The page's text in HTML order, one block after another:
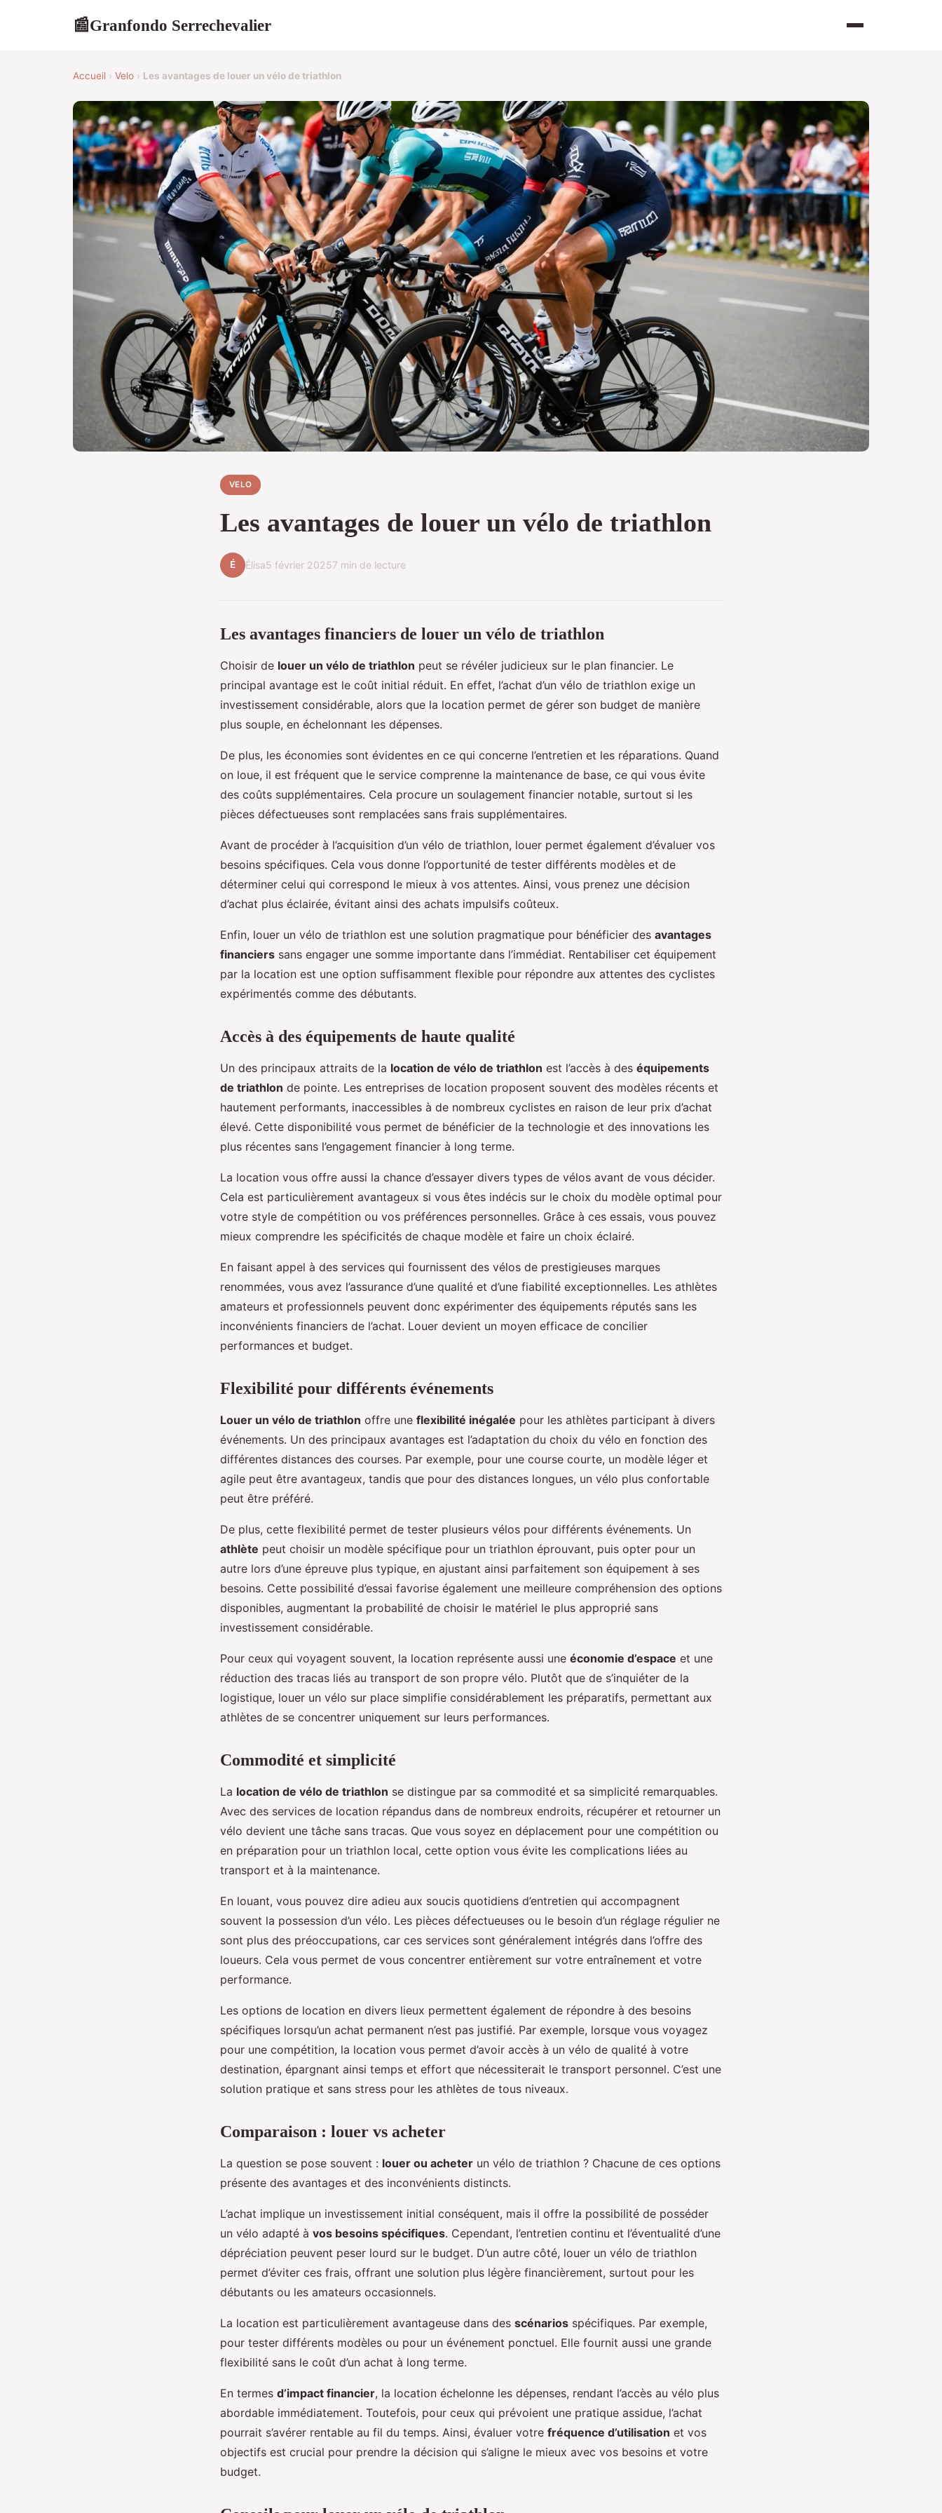
📰Granfondo Serrechevalier
Accueil › Velo › Les avantages de louer un vélo de triathlon
VELO
Les avantages de louer un vélo de triathlon
É Élisa5 février 20257 min de lecture
Les avantages financiers de louer un vélo de triathlon
Choisir de louer un vélo de triathlon peut se révéler judicieux sur le plan financier. Le
principal avantage est le coût initial réduit. En effet, l’achat d’un vélo de triathlon exige un
investissement considérable, alors que la location permet de gérer son budget de manière
plus souple, en échelonnant les dépenses.
De plus, les économies sont évidentes en ce qui concerne l’entretien et les réparations. Quand
on loue, il est fréquent que le service comprenne la maintenance de base, ce qui vous évite
des coûts supplémentaires. Cela procure un soulagement financier notable, surtout si les
pièces défectueuses sont remplacées sans frais supplémentaires.
Avant de procéder à l’acquisition d’un vélo de triathlon, louer permet également d’évaluer vos
besoins spécifiques. Cela vous donne l’opportunité de tester différents modèles et de
déterminer celui qui correspond le mieux à vos attentes. Ainsi, vous prenez une décision
d’achat plus éclairée, évitant ainsi des achats impulsifs coûteux.
Enfin, louer un vélo de triathlon est une solution pragmatique pour bénéficier des avantages
financiers sans engager une somme importante dans l’immédiat. Rentabiliser cet équipement
par la location est une option suffisamment flexible pour répondre aux attentes des cyclistes
expérimentés comme des débutants.
Accès à des équipements de haute qualité
Un des principaux attraits de la location de vélo de triathlon est l’accès à des équipements
de triathlon de pointe. Les entreprises de location proposent souvent des modèles récents et
hautement performants, inaccessibles à de nombreux cyclistes en raison de leur prix d’achat
élevé. Cette disponibilité vous permet de bénéficier de la technologie et des innovations les
plus récentes sans l’engagement financier à long terme.
La location vous offre aussi la chance d’essayer divers types de vélos avant de vous décider.
Cela est particulièrement avantageux si vous êtes indécis sur le choix du modèle optimal pour
votre style de compétition ou vos préférences personnelles. Grâce à ces essais, vous pouvez
mieux comprendre les spécificités de chaque modèle et faire un choix éclairé.
En faisant appel à des services qui fournissent des vélos de prestigieuses marques
renommées, vous avez l’assurance d’une qualité et d’une fiabilité exceptionnelles. Les athlètes
amateurs et professionnels peuvent donc expérimenter des équipements réputés sans les
inconvénients financiers de l’achat. Louer devient un moyen efficace de concilier
performances et budget.
Flexibilité pour différents événements
Louer un vélo de triathlon offre une flexibilité inégalée pour les athlètes participant à divers
événements. Un des principaux avantages est l’adaptation du choix du vélo en fonction des
différentes distances des courses. Par exemple, pour une course courte, un modèle léger et
agile peut être avantageux, tandis que pour des distances longues, un vélo plus confortable
peut être préféré.
De plus, cette flexibilité permet de tester plusieurs vélos pour différents événements. Un
athlète peut choisir un modèle spécifique pour un triathlon éprouvant, puis opter pour un
autre lors d’une épreuve plus typique, en ajustant ainsi parfaitement son équipement à ses
besoins. Cette possibilité d’essai favorise également une meilleure compréhension des options
disponibles, augmentant la probabilité de choisir le matériel le plus approprié sans
investissement considérable.
Pour ceux qui voyagent souvent, la location représente aussi une économie d’espace et une
réduction des tracas liés au transport de son propre vélo. Plutôt que de s’inquiéter de la
logistique, louer un vélo sur place simplifie considérablement les préparatifs, permettant aux
athlètes de se concentrer uniquement sur leurs performances.
Commodité et simplicité
La location de vélo de triathlon se distingue par sa commodité et sa simplicité remarquables.
Avec des services de location répandus dans de nombreux endroits, récupérer et retourner un
vélo devient une tâche sans tracas. Que vous soyez en déplacement pour une compétition ou
en préparation pour un triathlon local, cette option vous évite les complications liées au
transport et à la maintenance.
En louant, vous pouvez dire adieu aux soucis quotidiens d’entretien qui accompagnent
souvent la possession d’un vélo. Les pièces défectueuses ou le besoin d’un réglage régulier ne
sont plus des préoccupations, car ces services sont généralement intégrés dans l’offre des
loueurs. Cela vous permet de vous concentrer entièrement sur votre entraînement et votre
performance.
Les options de location en divers lieux permettent également de répondre à des besoins
spécifiques lorsqu’un achat permanent n’est pas justifié. Par exemple, lorsque vous voyagez
pour une compétition, la location vous permet d’avoir accès à un vélo de qualité à votre
destination, épargnant ainsi temps et effort que nécessiterait le transport personnel. C’est une
solution pratique et sans stress pour les athlètes de tous niveaux.
Comparaison : louer vs acheter
La question se pose souvent : louer ou acheter un vélo de triathlon ? Chacune de ces options
présente des avantages et des inconvénients distincts.
L’achat implique un investissement initial conséquent, mais il offre la possibilité de posséder
un vélo adapté à vos besoins spécifiques. Cependant, l’entretien continu et l’éventualité d’une
dépréciation peuvent peser lourd sur le budget. D’un autre côté, louer un vélo de triathlon
permet d’éviter ces frais, offrant une solution plus légère financièrement, surtout pour les
débutants ou les amateurs occasionnels.
La location est particulièrement avantageuse dans des scénarios spécifiques. Par exemple,
pour tester différents modèles ou pour un événement ponctuel. Elle fournit aussi une grande
flexibilité sans le coût d’un achat à long terme.
En termes d’impact financier, la location échelonne les dépenses, rendant l’accès au vélo plus
abordable immédiatement. Toutefois, pour ceux qui prévoient une pratique assidue, l’achat
pourrait s’avérer rentable au fil du temps. Ainsi, évaluer votre fréquence d’utilisation et vos
objectifs est crucial pour prendre la décision qui s’aligne le mieux avec vos besoins et votre
budget.